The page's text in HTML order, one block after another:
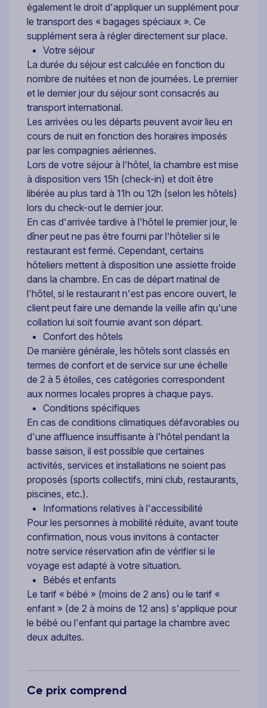
également le droit d'appliquer un supplément pour
le transport des « bagages spéciaux ». Ce
supplément sera à régler directement sur place.
Votre séjour
La durée du séjour est calculée en fonction du
nombre de nuitées et non de journées. Le premier
et le dernier jour du séjour sont consacrés au
transport international.
Les arrivées ou les départs peuvent avoir lieu en
cours de nuit en fonction des horaires imposés
par les compagnies aériennes.
Lors de votre séjour à l'hôtel, la chambre est mise
à disposition vers 15h (check-in) et doit être
libérée au plus tard à 11h ou 12h (selon les hôtels)
lors du check-out le dernier jour.
En cas d'arrivée tardive à l'hôtel le premier jour, le
dîner peut ne pas être fourni par l'hôtelier si le
restaurant est fermé. Cependant, certains
hôteliers mettent à disposition une assiette froide
dans la chambre. En cas de départ matinal de
l'hôtel, si le restaurant n'est pas encore ouvert, le
client peut faire une demande la veille afin qu'une
collation lui soit fournie avant son départ.
Confort des hôtels
De manière générale, les hôtels sont classés en
termes de confort et de service sur une échelle
de 2 à 5 étoiles, ces catégories correspondent
aux normes locales propres à chaque pays.
Conditions spécifiques
En cas de conditions climatiques défavorables ou
d'une affluence insuffisante à l'hôtel pendant la
basse saison, il est possible que certaines
activités, services et installations ne soient pas
proposés (sports collectifs, mini club, restaurants,
piscines, etc.).
Informations relatives à l'accessibilité
Pour les personnes à mobilité réduite, avant toute
confirmation, nous vous invitons à contacter
notre service réservation afin de vérifier si le
voyage est adapté à votre situation.
Bébés et enfants
Le tarif « bébé » (moins de 2 ans) ou le tarif «
enfant » (de 2 à moins de 12 ans) s'applique pour
le bébé ou l'enfant qui partage la chambre avec
deux adultes.
Ce prix comprend